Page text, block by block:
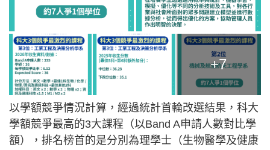
+7
以學額競爭情況計算，經過統計首輪改選結果，科大
學額競爭最高的3大課程（以Band A申請人數對比學
額），排名榜首的是分別為理學士（生物醫學及健康